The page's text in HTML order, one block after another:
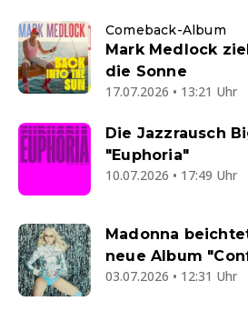
Comeback-Album
Mark Medlock
die Sonne
17.07.2026 • 13:21 Uhr
Die Jazzrausch
"Euphoria"
10.07.2026 • 17:49 Uhr
Madonna
neue Album
03.07.2026 • 12:31 Uhr